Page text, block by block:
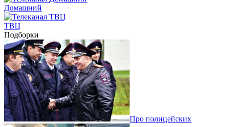
Домашний
ТВЦ
Подборки
Про полицейских